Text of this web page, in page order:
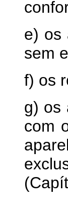
e) os
sem
f) os
g) os
com